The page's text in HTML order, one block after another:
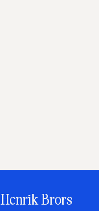
Henrik Brors